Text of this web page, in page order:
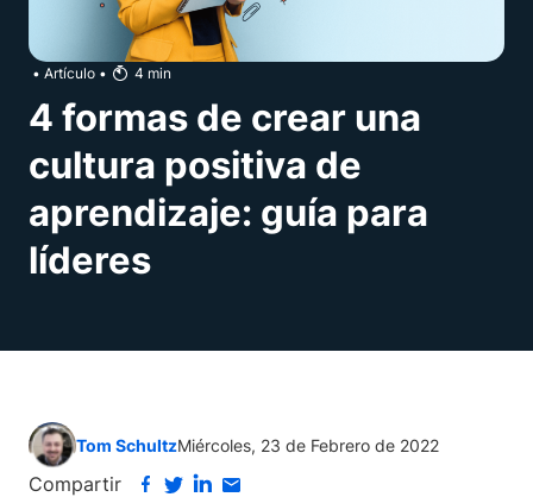
• Artículo • 4 min
4 formas de crear una
cultura positiva de
aprendizaje: guía para
líderes
Tom SchultzMiércoles, 23 de Febrero de 2022
Compartir